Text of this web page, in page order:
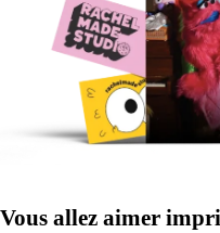
Vous allez aimer